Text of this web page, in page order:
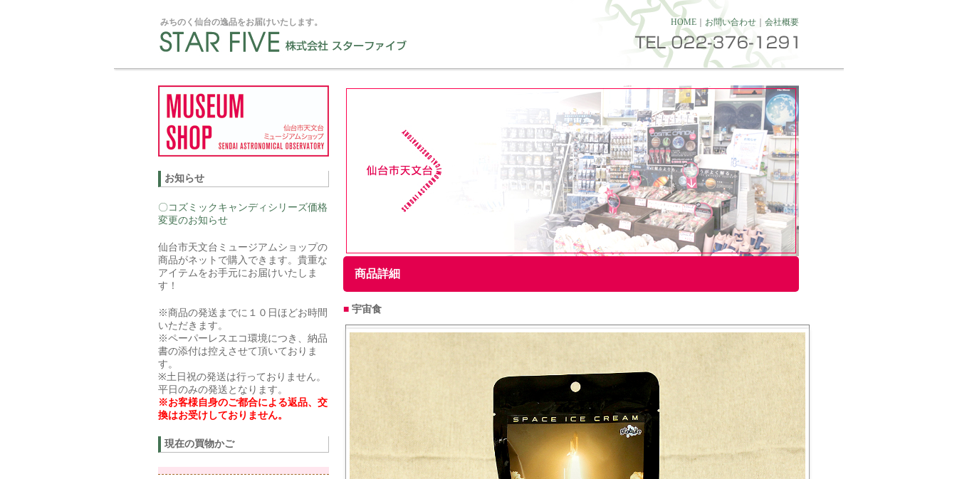
みちのく仙台の逸品をお届けいたします。 HOME お問い合わせ 会社概要
お知らせ
〇コズミックキャンディシリーズ価格
変更のお知らせ
仙台市天文台ミュージアムショップの
商品がネットで購入できます。貴重な
アイテムをお手元にお届けいたしま
す！
※商品の発送までに１０日ほどお時間
いただきます。
※ペーパーレスエコ環境につき、納品
書の添付は控えさせて頂いておりま
す。
※土日祝の発送は行っておりません。
平日のみの発送となります。
※お客様自身のご都合による返品、交
換はお受けしておりません。
現在の買物かご
商品詳細
■ 宇宙食